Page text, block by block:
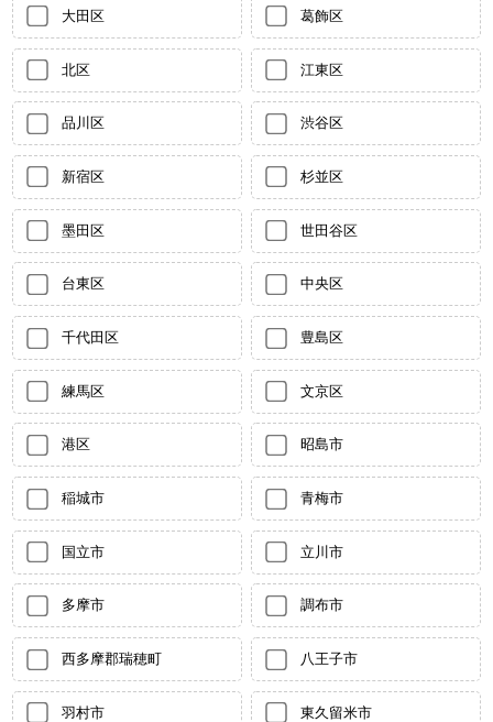
大田区 葛飾区
北区 江東区
品川区 渋谷区
新宿区 杉並区
墨田区 世田谷区
台東区 中央区
千代田区 豊島区
練馬区 文京区
港区 昭島市
稲城市 青梅市
国立市 立川市
多摩市 調布市
西多摩郡瑞穂町 八王子市
羽村市 東久留米市